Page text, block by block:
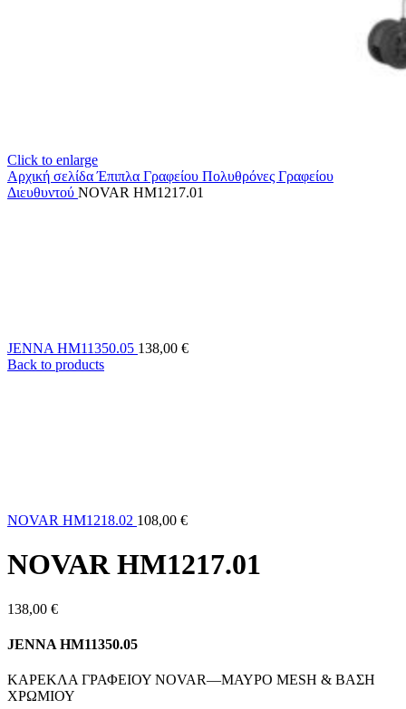
Click to enlarge
Αρχική σελίδαΈπιπλα Γραφείου Πολυθρόνες Γραφείου
Διευθυντού NOVAR HM1217.01
JENNA HM11350.05 138,00 €
Back to products
NOVAR HM1218.02 108,00 €
NOVAR HM1217.01
138,00 €
JENNA HM11350.05
ΚΑΡΕΚΛΑ ΓΡΑΦΕΙΟΥ NOVAR—ΜΑΥΡΟ MESH & ΒΑΣΗ
ΧΡΩΜΙΟΥ